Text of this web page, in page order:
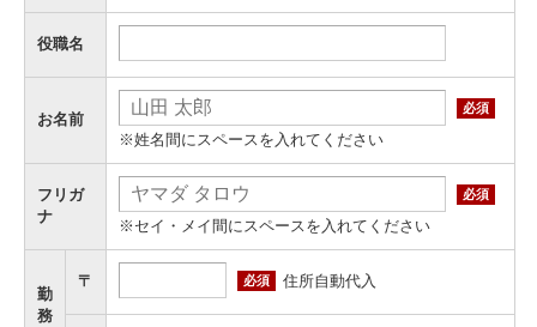
役職名
お名前
必須
※姓名間にスペースを入れてください
フリガ
ナ
必須
※セイ・メイ間にスペースを入れてください
勤
務
〒 必須 住所自動代入